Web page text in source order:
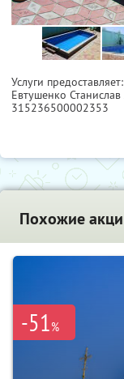
Услуги
Евтушенко
315236500002353
Похожие
-51%